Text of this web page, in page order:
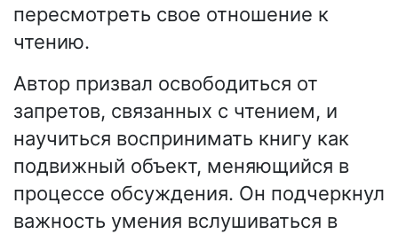
пересмотреть свое отношение к
чтению.
Автор призвал освободиться от
запретов, связанных с чтением, и
научиться воспринимать книгу как
подвижный объект, меняющийся в
процессе обсуждения. Он подчеркнул
важность умения вслушиваться в